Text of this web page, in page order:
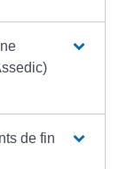
de fin